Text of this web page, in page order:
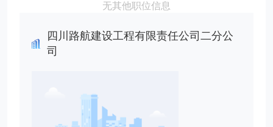
无其他职位信息
四川路航建设工程有限责任公司二分公
司